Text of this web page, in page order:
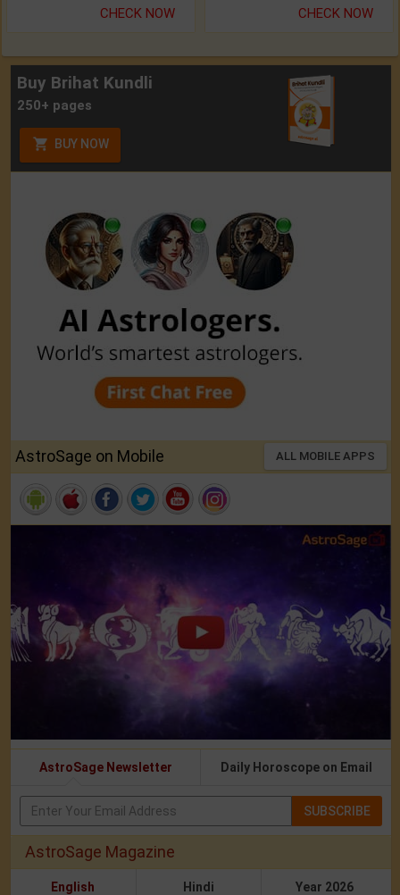
CHECK NOW CHECK NOW
Buy Brihat Kundli
250+ pages
BUY NOW
AstroSage on Mobile ALL MOBILE APPS
AstroSage Newsletter Daily Horoscope on Email
SUBSCRIBE
AstroSage Magazine
English Hindi Year 2026